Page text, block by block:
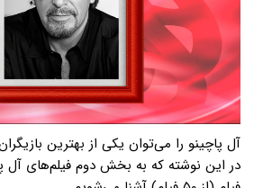
آل پاچینو را می‌توان یکی از بهترین